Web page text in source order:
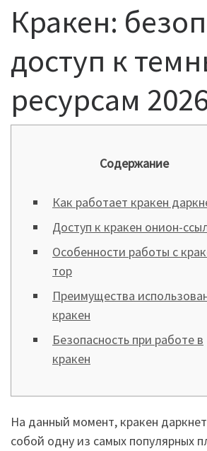
Кракен:
доступ к
ресурсам
Содержание
Как работает кракен
Доступ к кракен онион-
Особенности работы с
тор
Преимущества
кракен
Безопасность при работе в
кракен
На данный момент, кракен
собой одну из самых популярных